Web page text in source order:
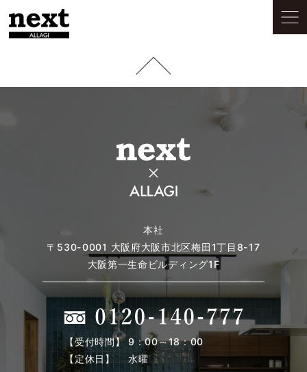
本社
〒530-0001 大阪府大阪市北区梅田1丁目8-17
大阪第一生命ビルディング1F
【受付時間】 9：00～18：00
【定休日】 水曜